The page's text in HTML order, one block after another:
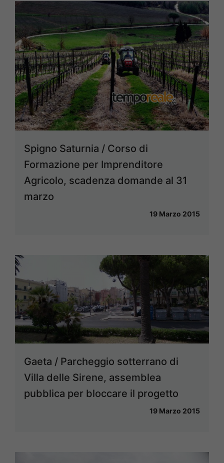
Spigno Saturnia / Corso di
Formazione per Imprenditore
Agricolo, scadenza domande al 31
marzo
19 Marzo 2015
Gaeta / Parcheggio sotterrano di
Villa delle Sirene, assemblea
pubblica per bloccare il progetto
19 Marzo 2015